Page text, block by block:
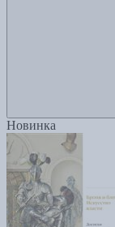
Новинка